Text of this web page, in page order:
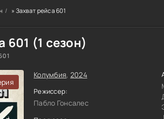
» Захват рейса 601
601 (1 сезон)
Колумбия, 2024
Режиссер:
Пабло Гонсалес